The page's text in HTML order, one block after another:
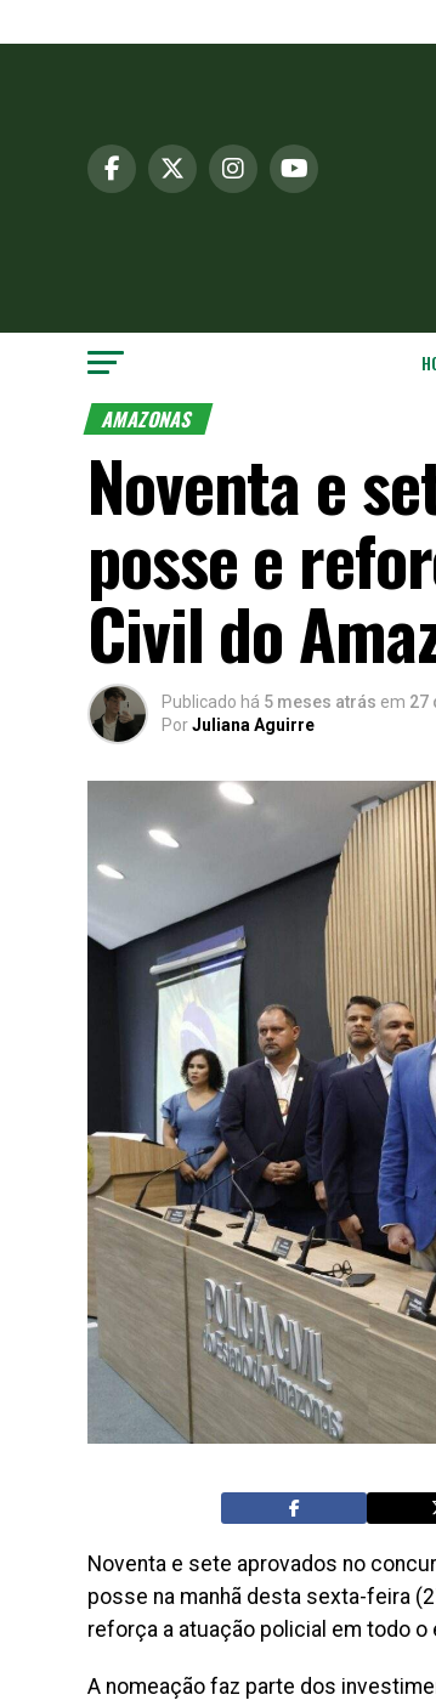
AMAZONAS
Noventa e
posse e
Civil do
Publicado há 5 meses atrás em 27
PorJuliana Aguirre
Noventa e sete aprovados no
posse na manhã desta sexta-feira
reforça a atuação policial em todo
A nomeação faz parte dos